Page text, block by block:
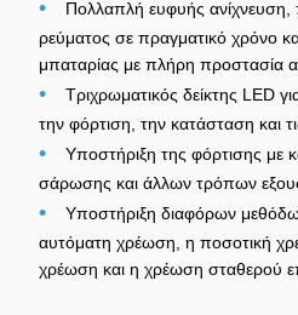
•
Πολλαπλή ευφυής
ρεύματος σε πραγματικό χρόνο
μπαταρίας με πλήρη προστασία
•
Τριχρωματικός δείκτης LED
την φόρτιση, την κατάσταση και
•
Υποστήριξη της φόρτισης με
σάρωσης και άλλων τρόπων
•
Υποστήριξη διαφόρων
αυτόματη χρέωση, η ποσοτική
χρέωση και η χρέωση σταθερού